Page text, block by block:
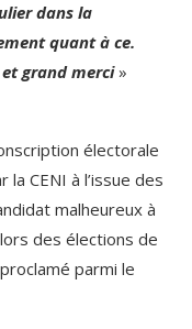
dans la
quant à ce.
et grand merci»
électorale
CENI à l’issue des
malheureux à
des élections de
parmi le